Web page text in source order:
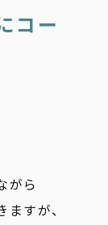
コー
がら
すが、